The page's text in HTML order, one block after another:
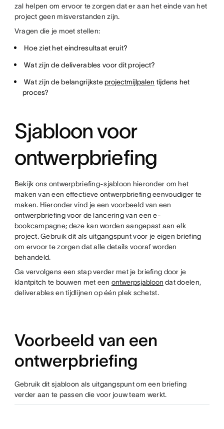
zal helpen om ervoor te zorgen dat er aan het einde van het
project geen misverstanden zijn.
Vragen die je moet stellen:
Hoe ziet het eindresultaat eruit?
Wat zijn de deliverables voor dit project?
Wat zijn de belangrijksteprojectmijlpalen tijdens het
proces?
Sjabloon voor
ontwerpbriefing
Bekijk ons ontwerpbriefing-sjabloon hieronder om het
maken van een effectieve ontwerpbriefing eenvoudiger te
maken. Hieronder vind je een voorbeeld van een
ontwerpbriefing voor de lancering van een e-
bookcampagne; deze kan worden aangepast aan elk
project. Gebruik dit als uitgangspunt voor je eigen briefing
om ervoor te zorgen dat alle details vooraf worden
behandeld.
Ga vervolgens een stap verder met je briefing door je
klantpitch te bouwen met een ontwerpsjabloon dat doelen,
deliverables en tijdlijnen op één plek schetst.
Voorbeeld van een
ontwerpbriefing
Gebruik dit sjabloon als uitgangspunt om een briefing
verder aan te passen die voor jouw team werkt.